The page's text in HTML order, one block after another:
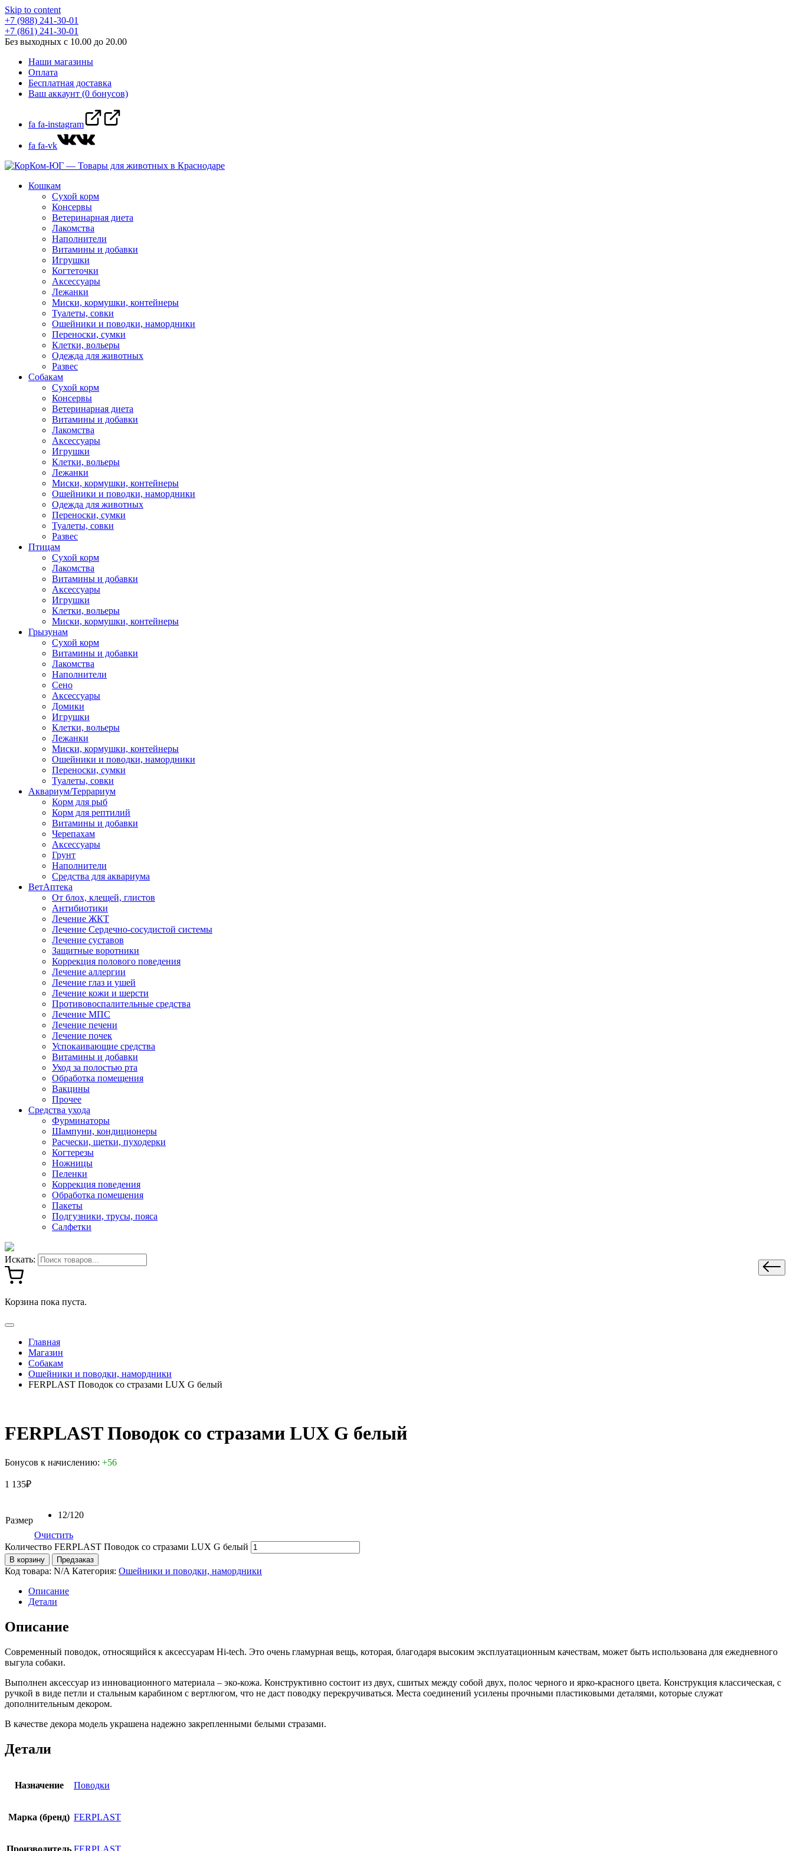
Skip to content
+7 (988) 241-30-01
+7 (861) 241-30-01
Без выходных с 10.00 до 20.00
Наши магазины
Оплата
Бесплатная доставка
Ваш аккаунт (0 бонусов)
fa fa-instagram
fa fa-vk
Кошкам
Сухой корм
Консервы
Ветеринарная диета
Лакомства
Наполнители
Витамины и добавки
Игрушки
Когтеточки
Аксессуары
Лежанки
Миски, кормушки, контейнеры
Туалеты, совки
Ошейники и поводки, намордники
Переноски, сумки
Клетки, вольеры
Одежда для животных
Развес
Собакам
Сухой корм
Консервы
Ветеринарная диета
Витамины и добавки
Лакомства
Аксессуары
Игрушки
Клетки, вольеры
Лежанки
Миски, кормушки, контейнеры
Ошейники и поводки, намордники
Одежда для животных
Переноски, сумки
Туалеты, совки
Развес
Птицам
Сухой корм
Лакомства
Витамины и добавки
Аксессуары
Игрушки
Клетки, вольеры
Миски, кормушки, контейнеры
Грызунам
Сухой корм
Витамины и добавки
Лакомства
Наполнители
Сено
Аксессуары
Домики
Игрушки
Клетки, вольеры
Лежанки
Миски, кормушки, контейнеры
Ошейники и поводки, намордники
Переноски, сумки
Туалеты, совки
Аквариум/Террариум
Корм для рыб
Корм для рептилий
Витамины и добавки
Черепахам
Аксессуары
Грунт
Наполнители
Средства для аквариума
ВетАптека
От блох, клещей, глистов
Антибиотики
Лечение ЖКТ
Лечение Сердечно-сосудистой системы
Лечение суставов
Защитные воротники
Коррекция полового поведения
Лечение аллергии
Лечение глаз и ушей
Лечение кожи и шерсти
Противовоспалительные средства
Лечение МПС
Лечение печени
Лечение почек
Успокаивающие средства
Витамины и добавки
Уход за полостью рта
Обработка помещения
Вакцины
Прочее
Средства ухода
Фурминаторы
Шампуни, кондиционеры
Расчески, щетки, пуходерки
Когтерезы
Ножницы
Пеленки
Коррекция поведения
Обработка помещения
Пакеты
Подгузники, трусы, пояса
Салфетки
Искать:
Корзина пока пуста.
Главная
Магазин
Собакам
Ошейники и поводки, намордники
FERPLAST Поводок со стразами LUX G белый
FERPLAST Поводок со стразами LUX G белый
Бонусов к начислению: +56
1 135₽
Размер
12/120
Очистить
Количество FERPLAST Поводок со стразами LUX G белый
В корзину Предзаказ
Код товара: N/A Категория: Ошейники и поводки, намордники
Описание
Детали
Описание
Современный поводок, относящийся к аксессуарам Hi-tech. Это очень гламурная вещь, которая, благодаря высоким эксплуатационным качествам, может быть использована для ежедневного
выгула собаки.
Выполнен аксессуар из инновационного материала – эко-кожа. Конструктивно состоит из двух, сшитых между собой двух, полос черного и ярко-красного цвета. Конструкция классическая, с
ручкой в виде петли и стальным карабином с вертлюгом, что не даст поводку перекручиваться. Места соединений усилены прочными пластиковыми деталями, которые служат
дополнительным декором.
В качестве декора модель украшена надежно закрепленными белыми стразами.
Детали
Назначение Поводки
Марка (бренд) FERPLAST
Производитель FERPLAST